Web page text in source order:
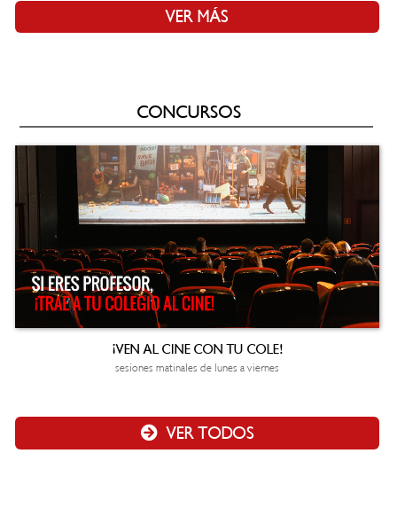
VER MÁS
CONCURSOS
¡VEN AL CINE CON TU COLE!
sesiones matinales de lunes a viernes
VER TODOS